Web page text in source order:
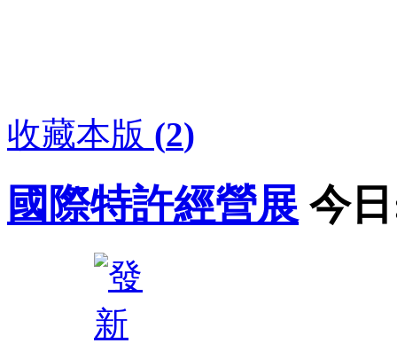
收藏本版 (2)
國際特許經營展 今